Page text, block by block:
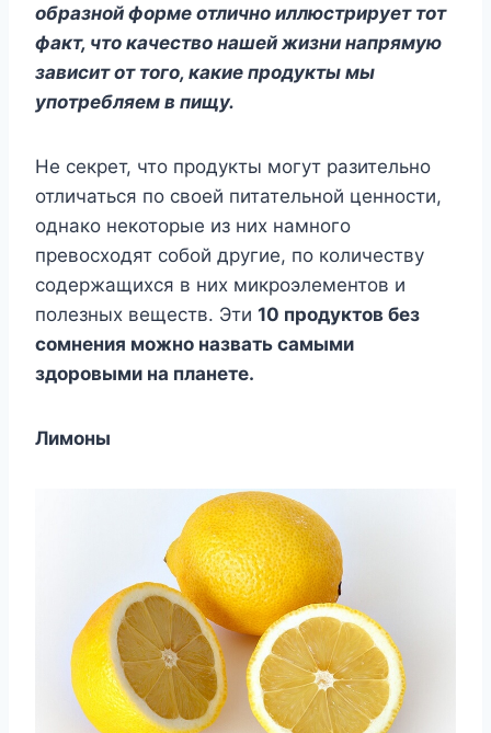
образной форме отлично иллюстрирует тот
факт, что качество нашей жизни напрямую
зависит от того, какие продукты мы
употребляем в пищу.
Не секрет, что продукты могут разительно
отличаться по своей питательной ценности,
однако некоторые из них намного
превосходят собой другие, по количеству
содержащихся в них микроэлементов и
полезных веществ. Эти 10 продуктов без
сомнения можно назвать самыми
здоровыми на планете.
Лимоны